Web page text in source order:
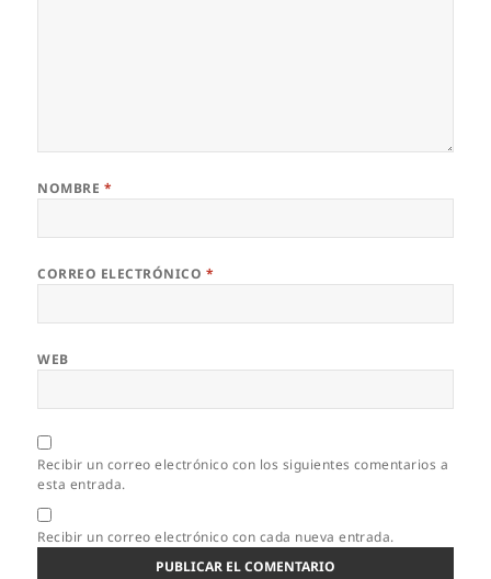
NOMBRE *
CORREO ELECTRÓNICO *
WEB
Recibir un correo electrónico con los siguientes comentarios a
esta entrada.
Recibir un correo electrónico con cada nueva entrada.